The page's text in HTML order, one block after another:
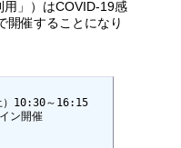
」）はCOVID-19感
開催することになり